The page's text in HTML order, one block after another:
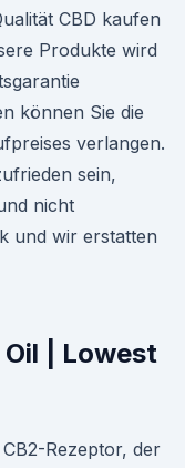
CBD kaufen
Produkte wird
können Sie die
verlangen.
sein,
nicht
und wir erstatten
Oil | Lowest
CB2-Rezeptor, der